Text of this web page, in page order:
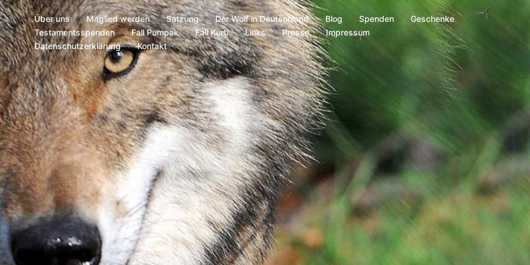
Über uns Mitglied werden Satzung Der Wolf in Deutschland Blog Spenden
Geschenke
Testamentsspenden
Fall Pumpak Fall Kurti Links Presse
Impressum
Datenschutzerklärung
Kontakt